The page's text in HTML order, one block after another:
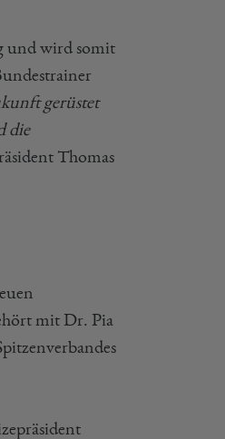
und wird somit
gerüstet
die
Thomas
mit Dr. Pia